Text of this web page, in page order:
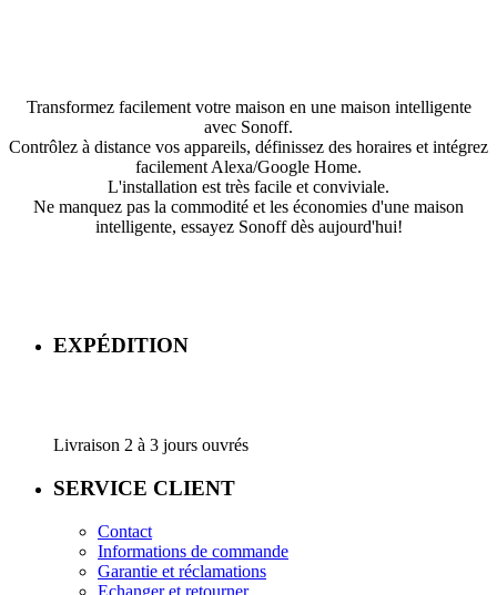
Transformez facilement votre maison en une maison intelligente
avec Sonoff.
Contrôlez à distance vos appareils, définissez des horaires et intégrez
facilement Alexa/Google Home.
L'installation est très facile et conviviale.
Ne manquez pas la commodité et les économies d'une maison
intelligente, essayez Sonoff dès aujourd'hui!
EXPÉDITION
Livraison 2 à 3 jours ouvrés
SERVICE CLIENT
Contact
Informations de commande
Garantie et réclamations
Echanger et retourner